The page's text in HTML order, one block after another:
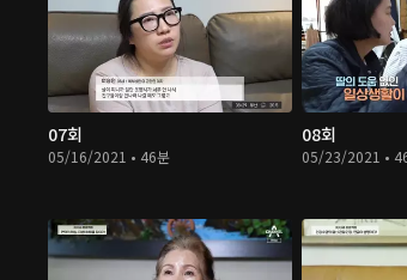
07회
05/16/2021 • 46분
08회
05/23/2021 •